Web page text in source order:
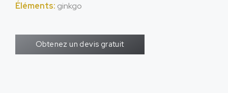
Éléments: ginkgo
Obtenez un devis gratuit